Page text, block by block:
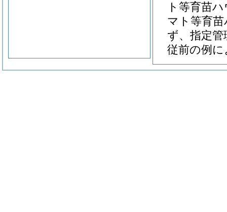
ト等育苗
マト等育
ず、指定
従前の例